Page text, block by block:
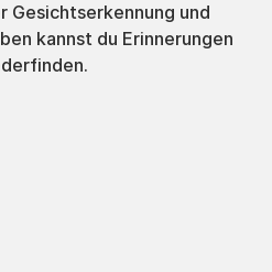
Gesichtserkennung und
kannst du Erinnerungen